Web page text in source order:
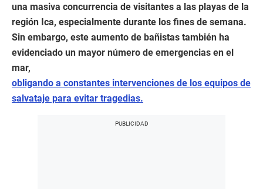
una masiva concurrencia de visitantes a las playas de la
región Ica, especialmente durante los fines de semana.
Sin embargo, este aumento de bañistas también ha
evidenciado un mayor número de emergencias en el
mar,
obligando a constantes intervenciones de los equipos de
salvataje para evitar tragedias.